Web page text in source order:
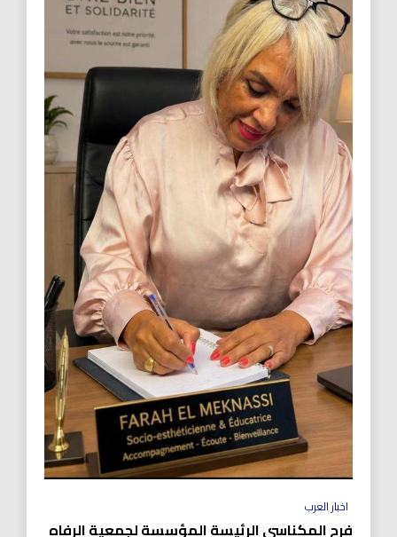
اخبار العرب
فرح المكناسي الرئيسة المؤسسة لجمعية الرفاه